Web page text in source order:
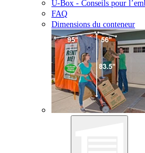
U-Box - Conseils pour
FAQ
Dimensions du conteneur